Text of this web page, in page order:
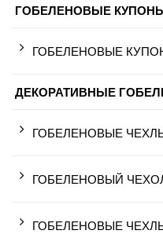
ГОБЕЛЕНОВЫЕ
ГОБЕЛЕНОВЫЕ
ДЕКОРАТИВНЫЕ
ГОБЕЛЕНОВЫЕ
ГОБЕЛЕНОВЫЙ
ГОБЕЛЕНОВЫЕ